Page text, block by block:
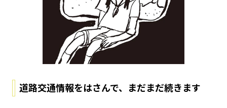
道路交通情報をはさんで、まだまだ続きます